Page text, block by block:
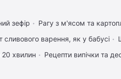
зефір
Рагу з м'ясом та
сливового варення, як у бабусі
20 хвилин
Рецепти випічки та